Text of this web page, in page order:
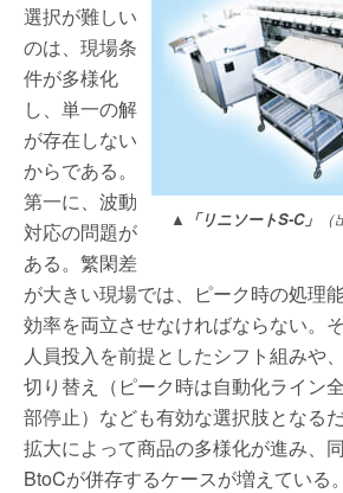
▲「リニソートS-C」
選択が難しい
のは、現場条
件が多様化
し、単一の解
が存在しない
からである。
第一に、波動
対応の問題が
ある。繁閑差
が大きい現場では、ピーク時の処理
効率を両立させなければならない。
人員投入を前提としたシフト組みや
切り替え（ピーク時は自動化ライン
部停止）なども有効な選択肢となる
拡大によって商品の多様化が進み、
BtoCが併存するケースが増えている